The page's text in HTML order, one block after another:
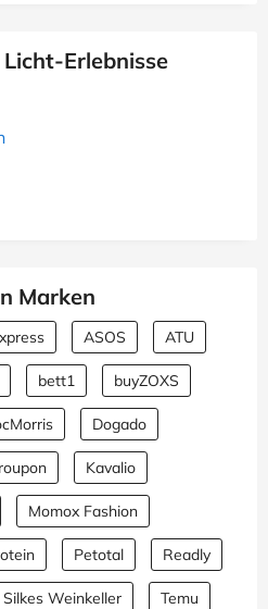
Erlebnisse
Marken
ASOS ATU
bett1 buyZOXS
Dogado
Kavalio
Momox Fashion
Petotal Readly
Silkes Weinkeller Temu